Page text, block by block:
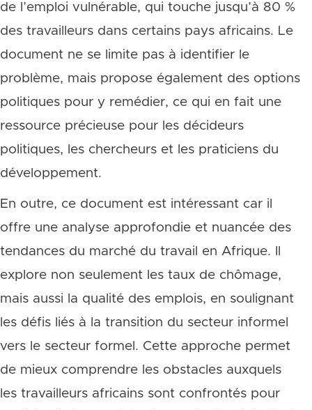
de l’emploi vulnérable, qui touche jusqu’à 80 %
des travailleurs dans certains pays africains. Le
document ne se limite pas à identifier le
problème, mais propose également des options
politiques pour y remédier, ce qui en fait une
ressource précieuse pour les décideurs
politiques, les chercheurs et les praticiens du
développement.
En outre, ce document est intéressant car il
offre une analyse approfondie et nuancée des
tendances du marché du travail en Afrique. Il
explore non seulement les taux de chômage,
mais aussi la qualité des emplois, en soulignant
les défis liés à la transition du secteur informel
vers le secteur formel. Cette approche permet
de mieux comprendre les obstacles auxquels
les travailleurs africains sont confrontés pour